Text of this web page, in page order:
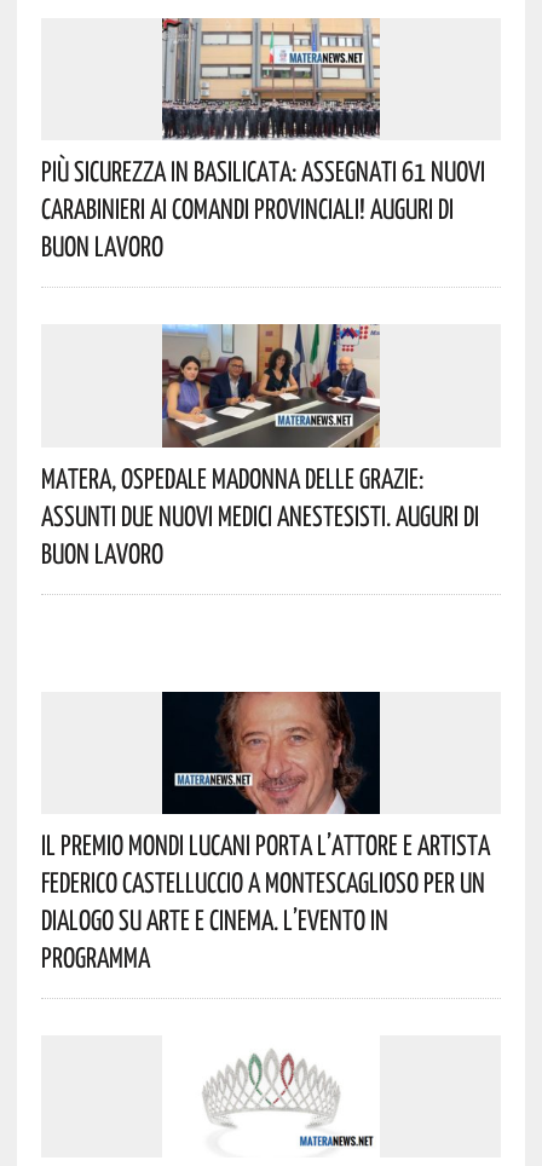
Più Sicurezza In Basilicata: Assegnati 61 Nuovi
Carabinieri Ai Comandi Provinciali! Auguri Di
Buon Lavoro
Matera, Ospedale Madonna Delle Grazie:
Assunti Due Nuovi Medici Anestesisti. Auguri Di
Buon Lavoro
Il Premio Mondi Lucani Porta L’attore E Artista
Federico Castelluccio A Montescaglioso Per Un
Dialogo Su Arte E Cinema. L’evento In
Programma